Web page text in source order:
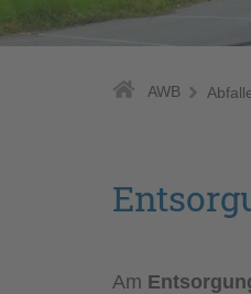
AWB
Am